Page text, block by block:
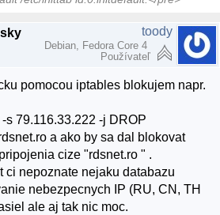
toody
Debian, Fedora Core 4
Používateľ
pomocou iptables blokujem napr.
s 79.116.33.222 -j DROP
a ako by sa dal blokovat
cize "rdsnet.ro " .
ci nepoznate nejaku databazu
nebezpecnych IP (RU, CN, TH
ale aj tak nic moc.